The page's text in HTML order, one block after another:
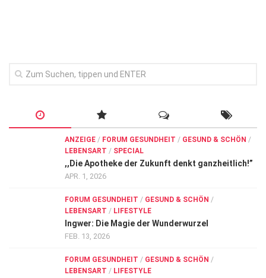
Sehen
Kampf gegen Krebs
ANZEIGE / FORUM GESUNDHEIT / GESUND & SCHÖN /
LEBENSART / SPECIAL
,,Die Apotheke der Zukunft denkt ganzheitlich!”
APR. 1, 2026
FORUM GESUNDHEIT / GESUND & SCHÖN /
LEBENSART / LIFESTYLE
Ingwer: Die Magie der Wunderwurzel
FEB. 13, 2026
FORUM GESUNDHEIT / GESUND & SCHÖN /
LEBENSART / LIFESTYLE